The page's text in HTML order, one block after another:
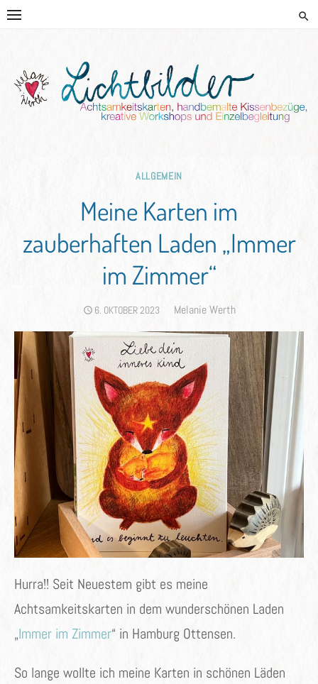
Skip
HANDGEMALTE KISSEN UND
KREATIVE BEGLEITUNG
ALLGEMEIN
Meine Karten im
zauberhaften Laden „Immer
im Zimmer“
POSTED
6. OKTOBER 2023 Author
Melanie Werth
Hurra!! Seit Neuestem gibt es meine
Achtsamkeitskarten in dem wunderschönen Laden
„Immer im Zimmer“ in Hamburg Ottensen.
So lange wollte ich meine Karten in schönen Läden